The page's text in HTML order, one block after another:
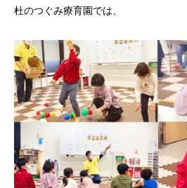
杜のつぐみ療育園では、